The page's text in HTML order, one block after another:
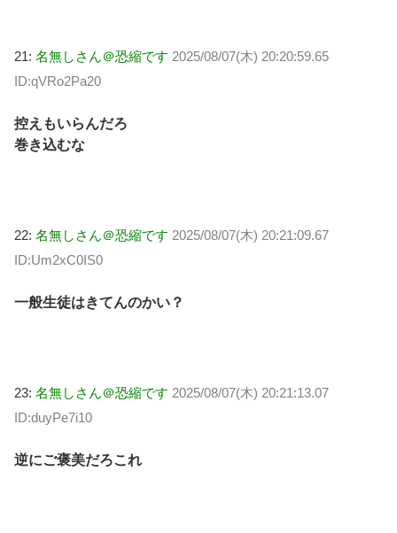
21: 名無しさん＠恐縮です 2025/08/07(木) 20:20:59.65
ID:qVRo2Pa20
控えもいらんだろ
巻き込むな
22: 名無しさん＠恐縮です 2025/08/07(木) 20:21:09.67
ID:Um2xC0IS0
一般生徒はきてんのかい？
23: 名無しさん＠恐縮です 2025/08/07(木) 20:21:13.07
ID:duyPe7i10
逆にご褒美だろこれ